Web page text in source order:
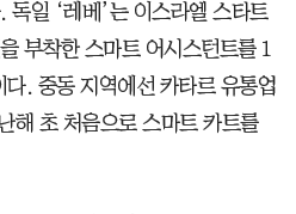
독일 ‘레베’는 이스라엘 스타트
부착한 스마트 어시스턴트를 1
. 중동 지역에선 카타르 유통업
해 초 처음으로 스마트 카트를